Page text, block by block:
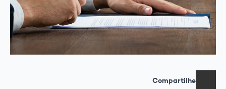
Compartilhe